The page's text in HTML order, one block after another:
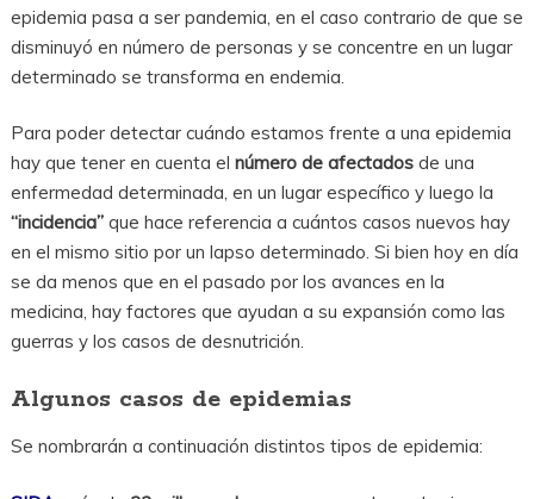
epidemia pasa a ser pandemia, en el caso contrario de que se
disminuyó en número de personas y se concentre en un lugar
determinado se transforma en endemia.
Para poder detectar cuándo estamos frente a una epidemia
hay que tener en cuenta el número de afectadosde una
enfermedad determinada, en un lugar específico y luego la
“incidencia”que hace referencia a cuántos casos nuevos hay
en el mismo sitio por un lapso determinado. Si bien hoy en día
se da menos que en el pasado por los avances en la
medicina, hay factores que ayudan a su expansión como las
guerras y los casos de desnutrición.
Algunos casos de epidemias
Se nombrarán a continuación distintos tipos de epidemia: